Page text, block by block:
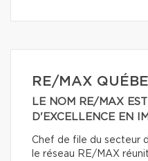
RE/MAX
LE NOM RE/MAX
D'EXCELLENCE EN
Chef de file du secteur
le réseau RE/MAX